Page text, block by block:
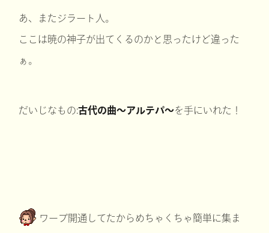
あ、またジラート人。
ここは暁の神子が出てくるのかと思ったけど違った
ぁ。
だいじなもの:古代の曲～アルテパ～を手にいれた！
ワープ開通してたからめちゃくちゃ簡単に集ま